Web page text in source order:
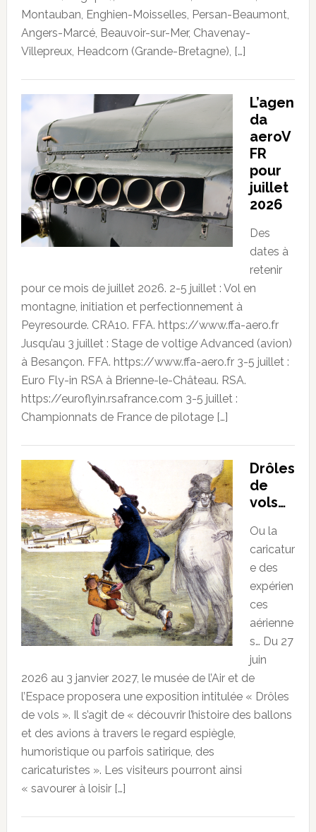
Montauban, Enghien-Moisselles, Persan-Beaumont,
Angers-Marcé, Beauvoir-sur-Mer, Chavenay-
Villepreux, Headcorn (Grande-Bretagne), […]
L’agen
da
aeroV
FR
pour
juillet
2026
Des
dates à
retenir
pour ce mois de juillet 2026. 2-5 juillet : Vol en
montagne, initiation et perfectionnement à
Peyresourde. CRA10. FFA. https://www.ffa-aero.fr
Jusqu’au 3 juillet : Stage de voltige Advanced (avion)
à Besançon. FFA. https://www.ffa-aero.fr 3-5 juillet :
Euro Fly-in RSA à Brienne-le-Château. RSA.
https://euroflyin.rsafrance.com 3-5 juillet :
Championnats de France de pilotage […]
Drôles
de
vols…
Ou la
caricatur
e des
expérien
ces
aérienne
s… Du 27
juin
2026 au 3 janvier 2027, le musée de l’Air et de
l’Espace proposera une exposition intitulée « Drôles
de vols ». Il s’agit de « découvrir l’histoire des ballons
et des avions à travers le regard espiègle,
humoristique ou parfois satirique, des
caricaturistes ». Les visiteurs pourront ainsi
« savourer à loisir […]